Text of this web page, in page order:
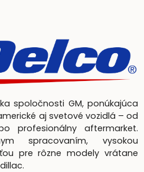
spoločnosti GM, ponúkajúca
aj svetové vozidlá – od
profesionálny aftermarket.
spracovaním, vysokou
pre rôzne modely vrátane